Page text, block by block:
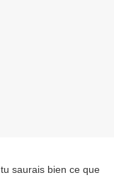
saurais bien ce que